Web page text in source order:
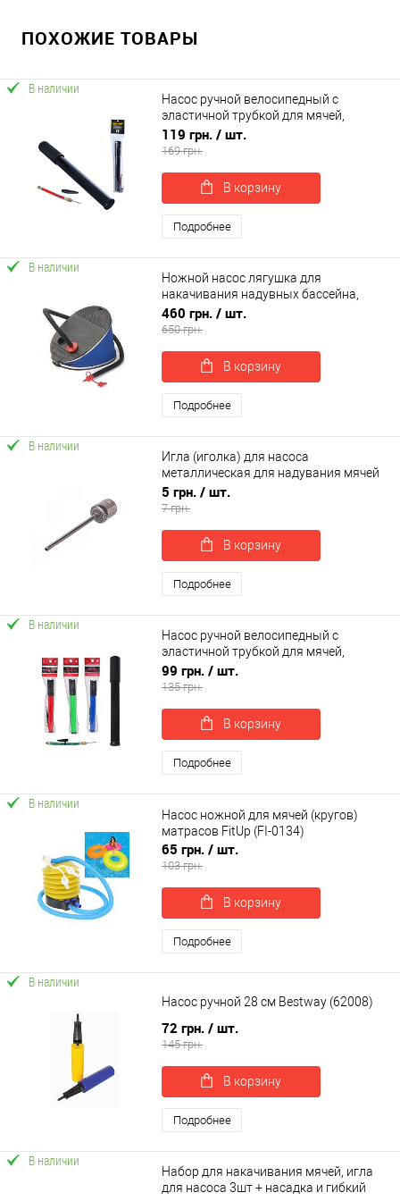
ПОХОЖИЕ ТОВАРЫ
В наличии
Насос ручной велосипедный с
эластичной трубкой для мячей,
игрушек, велосипеда OSPORT (OF-
0298)
119 грн. / шт.
169 грн.
В корзину
Подробнее
В наличии
Ножной насос лягушка для
накачивания надувных бассейна,
матраса, лодки Intex (68610)
460 грн. / шт.
650 грн.
В корзину
Подробнее
В наличии
Игла (иголка) для насоса
металлическая для надувания мячей
OSPORT (MS 0422)
5 грн. / шт.
7 грн.
В корзину
Подробнее
В наличии
Насос ручной велосипедный с
эластичной трубкой для мячей,
игрушек, велосипеда Profi (MS 0117)
99 грн. / шт.
135 грн.
В корзину
Подробнее
В наличии
Насос ножной для мячей (кругов)
матрасов FitUp (FI-0134)
65 грн. / шт.
103 грн.
В корзину
Подробнее
В наличии
Насос ручной 28 см Bestway (62008)
72 грн. / шт.
145 грн.
В корзину
Подробнее
В наличии
Набор для накачивания мячей, игла
для насоса 3шт + насадка и гибкий